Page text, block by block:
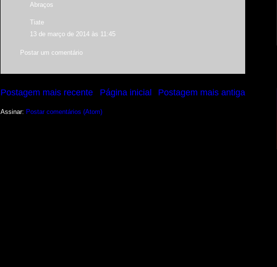
Abraços
Tiate
13 de março de 2014 às 11:45
Postar um comentário
Postagem mais recente Postagem mais antiga
Página inicial
Assinar: Postar comentários (Atom)